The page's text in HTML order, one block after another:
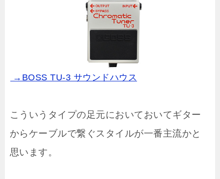
→BOSS TU-3 サウンドハウス
こういうタイプの足元においておいてギター
からケーブルで繋ぐスタイルが一番主流かと
思います。